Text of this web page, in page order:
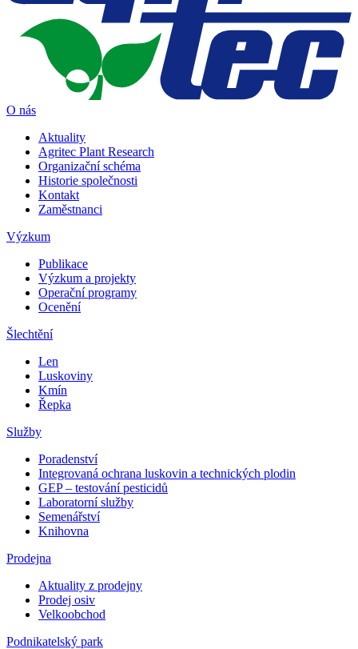
O nás
Aktuality
Agritec Plant Research
Organizační schéma
Historie společnosti
Kontakt
Zaměstnanci
Výzkum
Publikace
Výzkum a projekty
Operační programy
Ocenění
Šlechtění
Len
Luskoviny
Kmín
Řepka
Služby
Poradenství
Integrovaná ochrana luskovin a technických plodin
GEP – testování pesticidů
Laboratorní služby
Semenářství
Knihovna
Prodejna
Aktuality z prodejny
Prodej osiv
Velkoobchod
Podnikatelský park